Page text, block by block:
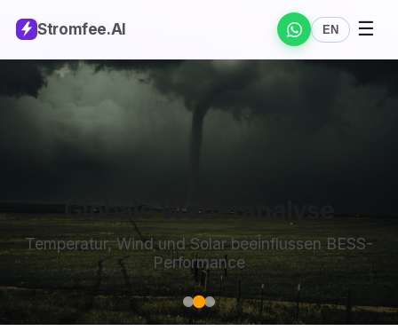
Stromfee.AI EN ☰
Globale Wetteranalyse
Temperatur, Wind und Solar beeinflussen BESS-
Performance